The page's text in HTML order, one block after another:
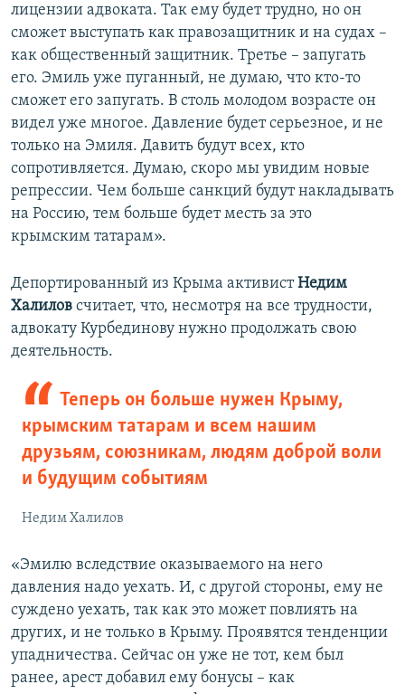
лицензии адвоката. Так ему будет трудно, но он
сможет выступать как правозащитник и на судах –
как общественный защитник. Третье – запугать
его. Эмиль уже пуганный, не думаю, что кто-то
сможет его запугать. В столь молодом возрасте он
видел уже многое. Давление будет серьезное, и не
только на Эмиля. Давить будут всех, кто
сопротивляется. Думаю, скоро мы увидим новые
репрессии. Чем больше санкций будут накладывать
на Россию, тем больше будет месть за это
крымским татарам».
Депортированный из Крыма активистНедим
Халилов считает, что, несмотря на все трудности,
адвокату Курбединову нужно продолжать свою
деятельность.
Теперь он больше нужен Крыму,
крымским татарам и всем нашим
друзьям, союзникам, людям доброй воли
и будущим событиям
Недим Халилов
«Эмилю вследствие оказываемого на него
давления надо уехать. И, с другой стороны, ему не
суждено уехать, так как это может повлиять на
других, и не только в Крыму. Проявятся тенденции
упадничества. Сейчас он уже не тот, кем был
ранее, арест добавил ему бонусы – как